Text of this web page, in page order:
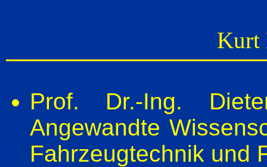
Kurt
Prof. Dr.-Ing.
Angewandte
Fahrzeugtechnik und